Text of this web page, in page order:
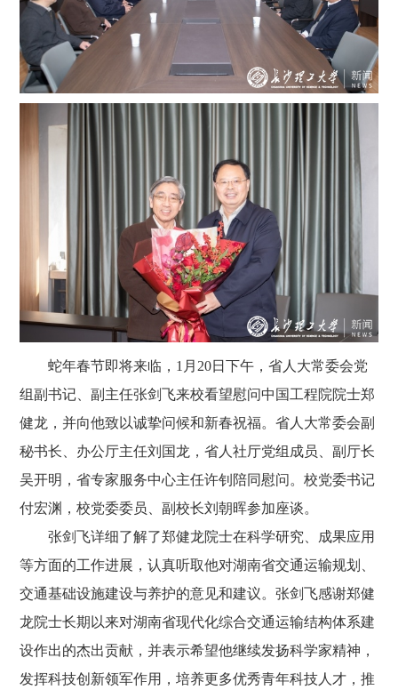
蛇年春节即将来临， 1月20日下午，省人大常委会党
组副书记、副主任张剑飞来校看望慰问中国工程院院士郑
健龙，并向他致以诚挚问候和新春祝福。省人大常委会副
秘书长、办公厅主任刘国龙，省人社厅党组成员、副厅长
吴开明，省专家服务中心主任许钊陪同慰问。校党委书记
付宏渊，校党委委员、副校长刘朝晖参加座谈。
张剑飞详细了解了郑健龙院士在科学研究、成果应用
等方面的工作进展，认真听取他对湖南省交通运输规划、
交通基础设施建设与养护的意见和建议。张剑飞感谢郑健
龙院士长期以来对湖南省现代化综合交通运输结构体系建
设作出的杰出贡献，并表示希望他继续发扬科学家精神，
发挥科技创新领军作用，培养更多优秀青年科技人才，推